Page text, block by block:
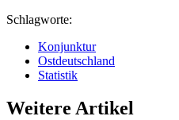
Schlagworte:
Konjunktur
Ostdeutschland
Statistik
Weitere Artikel